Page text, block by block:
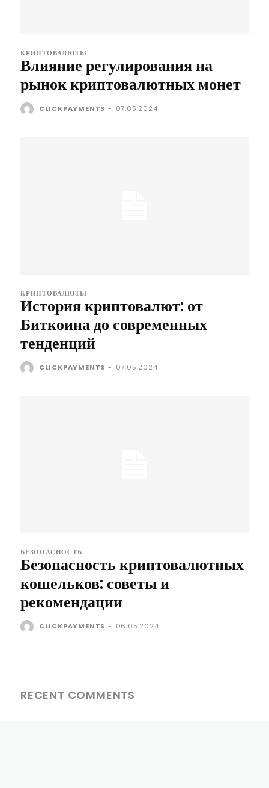
КРИПТОВАЛЮТЫ
Влияние регулирования на
рынок криптовалютных монет
CLICKPAYMENTS - 07.05.2024
КРИПТОВАЛЮТЫ
История криптовалют: от
Биткоина до современных
тенденций
CLICKPAYMENTS - 07.05.2024
БЕЗОПАСНОСТЬ
Безопасность криптовалютных
кошельков: советы и
рекомендации
CLICKPAYMENTS - 06.05.2024
RECENT COMMENTS